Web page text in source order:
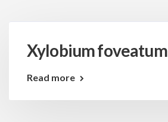
Xylobium foveatum
Read more